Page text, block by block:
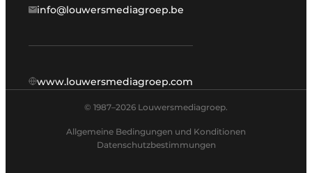
info@louwersmediagroep.be
www.louwersmediagroep.com
© 1987–2026 Louwersmediagroep.
Allgemeine Bedingungen und Konditionen
Datenschutzbestimmungen